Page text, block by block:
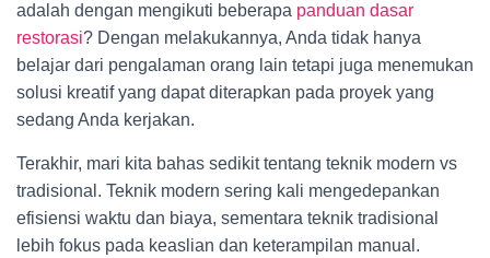
adalah dengan mengikuti beberapa panduan dasar
restorasi? Dengan melakukannya, Anda tidak hanya
belajar dari pengalaman orang lain tetapi juga menemukan
solusi kreatif yang dapat diterapkan pada proyek yang
sedang Anda kerjakan.
Terakhir, mari kita bahas sedikit tentang teknik modern vs
tradisional. Teknik modern sering kali mengedepankan
efisiensi waktu dan biaya, sementara teknik tradisional
lebih fokus pada keaslian dan keterampilan manual.